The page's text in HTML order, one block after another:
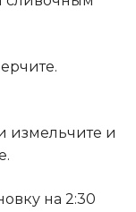
измельчите и
на 2:30